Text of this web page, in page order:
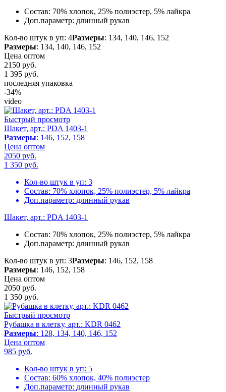
Состав: 70% хлопок, 25% полиэстер, 5% лайкра
Доп.параметр: длинный рукав
Кол-во штук в уп: 4Размеры: 134, 140, 146, 152
Размеры: 134, 140, 146, 152
Цена оптом
2150 руб.
1 395 руб.
последняя упаковка
-34%
video
Быстрый просмотр
Шакет, арт.: PDA 1403-1
Размеры: 146, 152, 158
Цена оптом
2050 руб.
1 350 руб.
Кол-во штук в уп: 3
Состав: 70% хлопок, 25% полиэстер, 5% лайкра
Доп.параметр: длинный рукав
Шакет, арт.: PDA 1403-1
Состав: 70% хлопок, 25% полиэстер, 5% лайкра
Доп.параметр: длинный рукав
Кол-во штук в уп: 3Размеры: 146, 152, 158
Размеры: 146, 152, 158
Цена оптом
2050 руб.
1 350 руб.
Быстрый просмотр
Рубашка в клетку, арт.: KDR 0462
Размеры: 128, 134, 140, 146, 152
Цена оптом
985 руб.
Кол-во штук в уп: 5
Состав: 60% хлопок, 40% полиэстер
Доп.параметр: длинный рукав